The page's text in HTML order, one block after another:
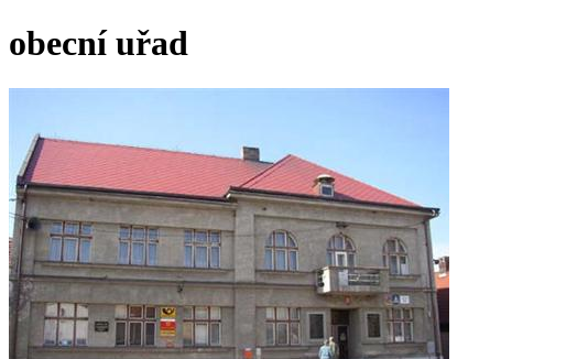
obecní uřad